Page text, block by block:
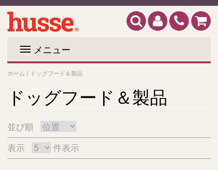
メニュー
ホーム / ドッグフード＆製品
ドッグフード＆製品
並び順
表示 件表示